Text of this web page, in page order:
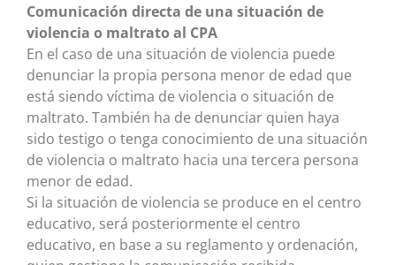
Comunicación directa de una situación de
violencia o maltrato al CPA
En el caso de una situación de violencia puede
denunciar la propia persona menor de edad que
está siendo víctima de violencia o situación de
maltrato. También ha de denunciar quien haya
sido testigo o tenga conocimiento de una situación
de violencia o maltrato hacia una tercera persona
menor de edad.
Si la situación de violencia se produce en el centro
educativo, será posteriormente el centro
educativo, en base a su reglamento y ordenación,